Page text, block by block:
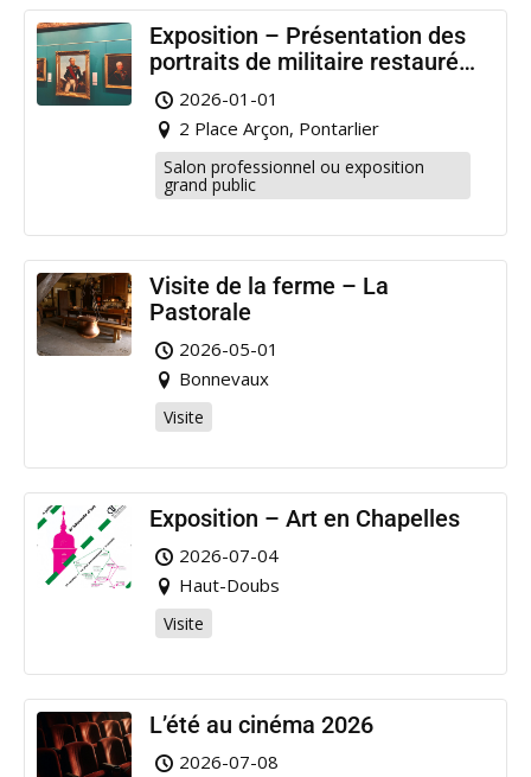
Exposition – Présentation des
portraits de militaire restaurés
à Pontarlier
2026-01-01
2 Place Arçon, Pontarlier
Salon professionnel ou exposition
grand public
Visite de la ferme – La
Pastorale
2026-05-01
Bonnevaux
Visite
Exposition – Art en Chapelles
2026-07-04
Haut-Doubs
Visite
L’été au cinéma 2026
2026-07-08